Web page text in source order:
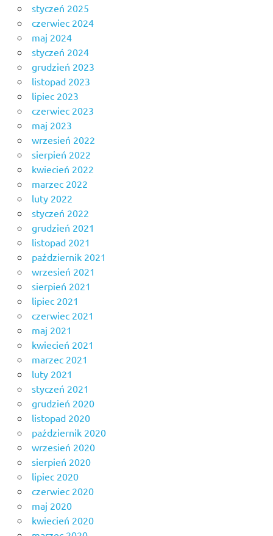
styczeń 2025
czerwiec 2024
maj 2024
styczeń 2024
grudzień 2023
listopad 2023
lipiec 2023
czerwiec 2023
maj 2023
wrzesień 2022
sierpień 2022
kwiecień 2022
marzec 2022
luty 2022
styczeń 2022
grudzień 2021
listopad 2021
październik 2021
wrzesień 2021
sierpień 2021
lipiec 2021
czerwiec 2021
maj 2021
kwiecień 2021
marzec 2021
luty 2021
styczeń 2021
grudzień 2020
listopad 2020
październik 2020
wrzesień 2020
sierpień 2020
lipiec 2020
czerwiec 2020
maj 2020
kwiecień 2020